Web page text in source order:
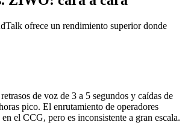
ofrece un rendimiento superior donde
de voz de 3 a 5 segundos y caídas de
pico. El enrutamiento de operadores
el CCG, pero es inconsistente a gran escala.